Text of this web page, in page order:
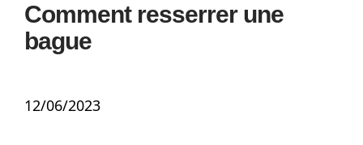
Comment resserrer une
bague
12/06/2023